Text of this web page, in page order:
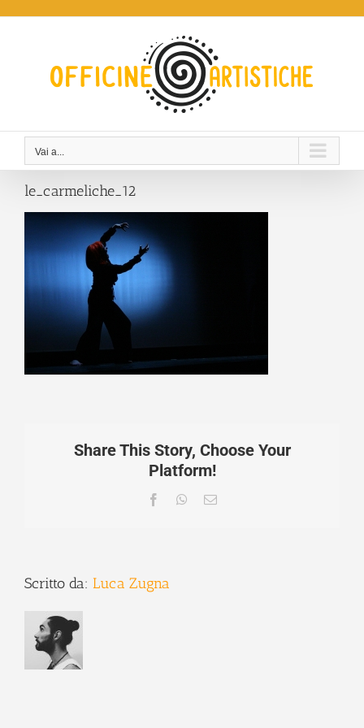
Vai a...
le_carmeliche_12
Share This Story, Choose Your
Platform!
FacebookWhatsApp
Email
Scritto da: Luca Zugna